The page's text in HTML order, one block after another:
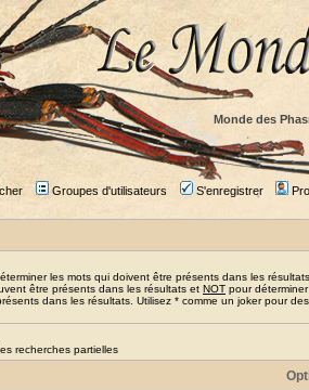
Monde des
Groupes d'utilisateurs S'enregistrer
les mots qui doivent être présents dans les
être présents dans les résultats et NOT pour
dans les résultats. Utilisez * comme un joker pour des
recherches partielles